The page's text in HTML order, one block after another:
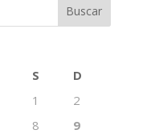
S
D
1
2
8
9